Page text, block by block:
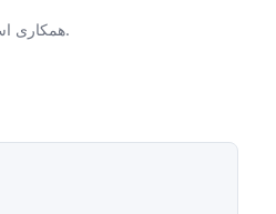
همکاری استراتژیک با برندها؛ ساخت هویت، روایت داستان برند و توسعه ارتباطات مؤثر با مخاطب.